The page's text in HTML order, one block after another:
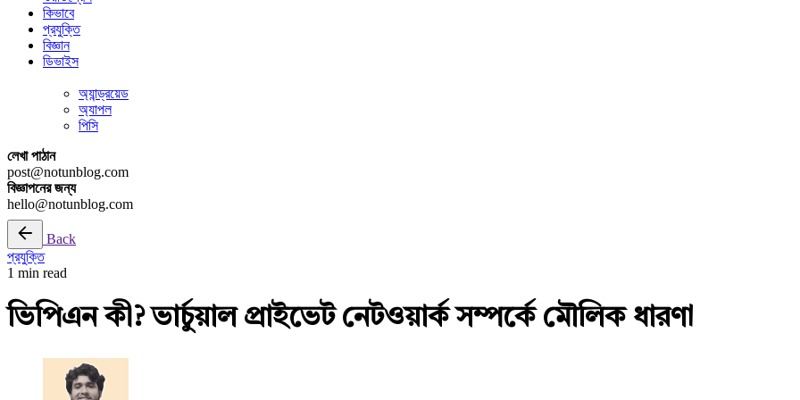
কিভাবে
প্রযুক্তি
বিজ্ঞান
ডিভাইস
অ্যান্ড্রয়েড
অ্যাপল
পিসি
লেখা পাঠান
post@notunblog.com
বিজ্ঞাপনের জন্য
hello@notunblog.com
Back
প্রযুক্তি
1 min read
ভিপিএন কী? ভার্চুয়াল প্রাইভেট নেটওয়ার্ক সম্পর্কে মৌলিক ধারণা